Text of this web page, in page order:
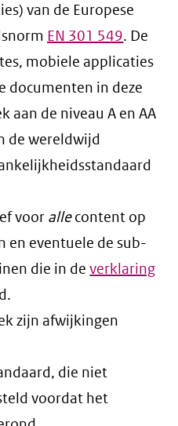
van de Europese
EN 301 549. De
mobiele applicaties
documenten in deze
aan de niveau A en AA
de wereldwijd
voor allecontent op
en eventuele de sub-
die in deverklaring
zijn afwijkingen
die niet
voordat het